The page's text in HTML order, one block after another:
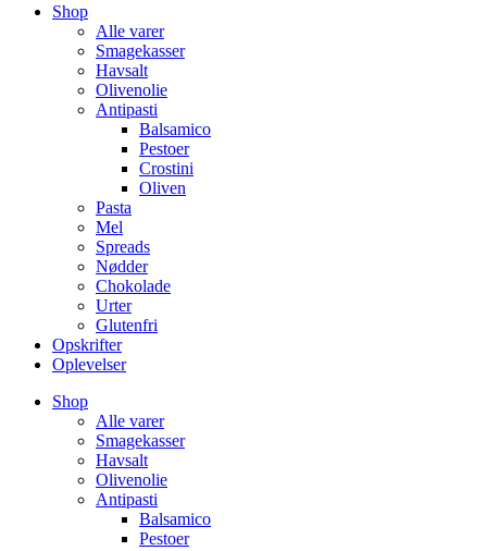
Shop
Alle varer
Smagekasser
Havsalt
Olivenolie
Antipasti
Balsamico
Pestoer
Crostini
Oliven
Pasta
Mel
Spreads
Nødder
Chokolade
Urter
Glutenfri
Opskrifter
Oplevelser
Shop
Alle varer
Smagekasser
Havsalt
Olivenolie
Antipasti
Balsamico
Pestoer